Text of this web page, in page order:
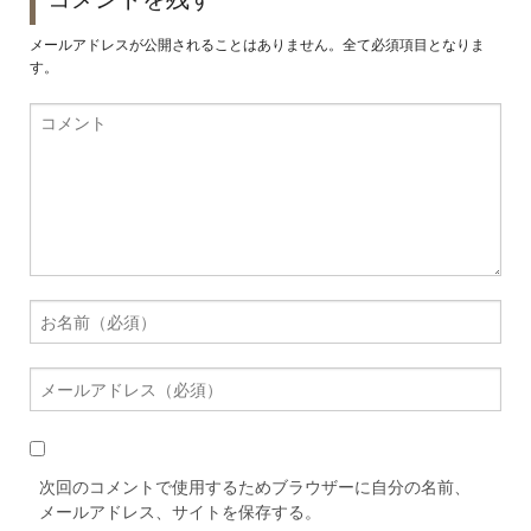
メールアドレスが公開されることはありません。全て必須項目となりま
す。
次回のコメントで使用するためブラウザーに自分の名前、
メールアドレス、サイトを保存する。